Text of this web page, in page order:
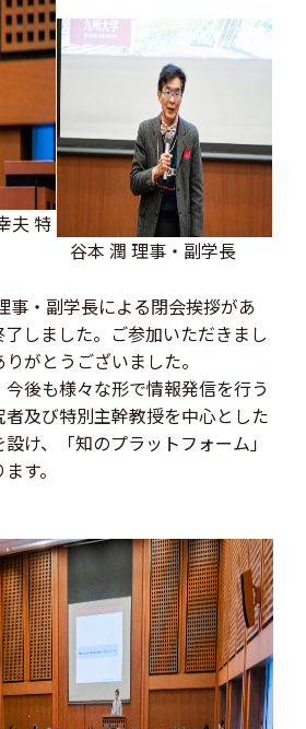
夫 特
谷本 潤 理事・副学長
事・副学長による閉会挨拶があ
しました。ご参加いただきまし
がとうございました。
後も様々な形で情報発信を行う
者及び特別主幹教授を中心とした
け、「知のプラットフォーム」
す。